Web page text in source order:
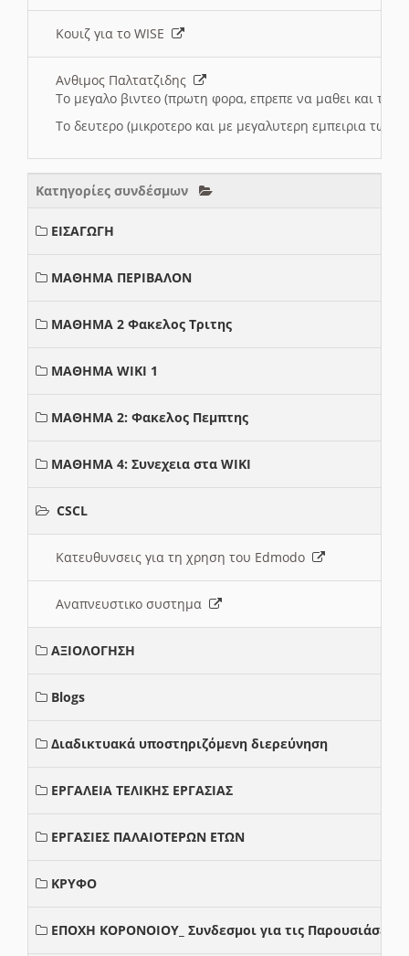
Κουιζ για το WISE
Ανθιμος Παλτατζιδης
Το μεγαλο βιντεο (πρωτη φορα, επρεπε να μαθει και το
Το δευτερο (μικροτερο και με μεγαλυτερη εμπειρια
Κατηγορίες συνδέσμων
ΕΙΣΑΓΩΓΗ
ΜΑΘΗΜΑ ΠΕΡΙΒΑΛΟΝ
ΜΑΘΗΜΑ 2 Φακελος Τριτης
ΜΑΘΗΜΑ WIKI 1
ΜΑΘΗΜΑ 2: Φακελος Πεμπτης
ΜΑΘΗΜΑ 4: Συνεχεια στα WIKI
CSCL
Κατευθυνσεις για τη χρηση του Edmodo
Αναπνευστικο συστημα
ΑΞΙΟΛΟΓΗΣΗ
Blogs
Διαδικτυακά υποστηριζόμενη διερεύνηση
ΕΡΓΑΛΕΙΑ ΤΕΛΙΚΗΣ ΕΡΓΑΣΙΑΣ
ΕΡΓΑΣΙΕΣ ΠΑΛΑΙΟΤΕΡΩΝ ΕΤΩΝ
ΚΡΥΦΟ
ΕΠΟΧΗ ΚΟΡΟΝΟΙΟΥ_ Συνδεσμοι για τις Παρουσιάσεις